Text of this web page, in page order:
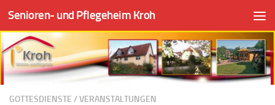
Zum Inhalt springen
Senioren- und Pflegeheim Kroh
GOTTESDIENSTE /VERANSTALTUNGEN